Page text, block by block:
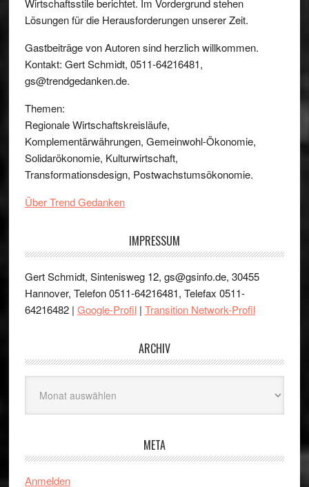
Wirtschaftsstile berichtet. Im Vordergrund stehen
Lösungen für die Herausforderungen unserer Zeit.
Gastbeiträge von Autoren sind herzlich willkommen.
Kontakt: Gert Schmidt, 0511-64216481,
gs@trendgedanken.de.
Themen:
Regionale Wirtschaftskreisläufe,
Komplementärwährungen, Gemeinwohl-Ökonomie,
Solidarökonomie, Kulturwirtschaft,
Transformationsdesign, Postwachstumsökonomie.
Über Trend Gedanken
IMPRESSUM
Gert Schmidt, Sintenisweg 12, gs@gsinfo.de, 30455
Hannover, Telefon 0511-64216481, Telefax 0511-
64216482 | Google-Profil| Transition Network-Profil
ARCHIV
META
Anmelden